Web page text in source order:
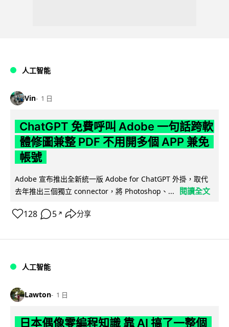
人工智能
Vin 1 日
ChatGPT 免費呼叫 Adobe 一句話跨軟
體修圖兼整 PDF 不用開多個 APP 兼免
帳號
Adobe 宣布推出全新統一版 Adobe for ChatGPT 外掛，取代
去年推出三個獨立 connector，將 Photoshop、...
閱讀全文
128 5 ↗ 分享
人工智能
Lawton 1 日
日本偶像零編程知識 靠 AI 搞了一整個